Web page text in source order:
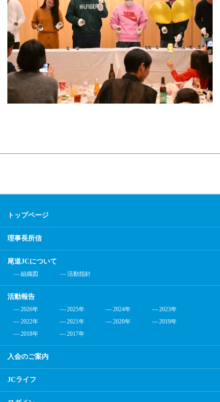
トップページ
理事長所信
尾道JCについて
組織図 活動指針
活動報告
2026年 2025年 2024年
2023年
2022年
2021年 2020年
2019年
2018年
2017年
入会のご案内
JCライフ